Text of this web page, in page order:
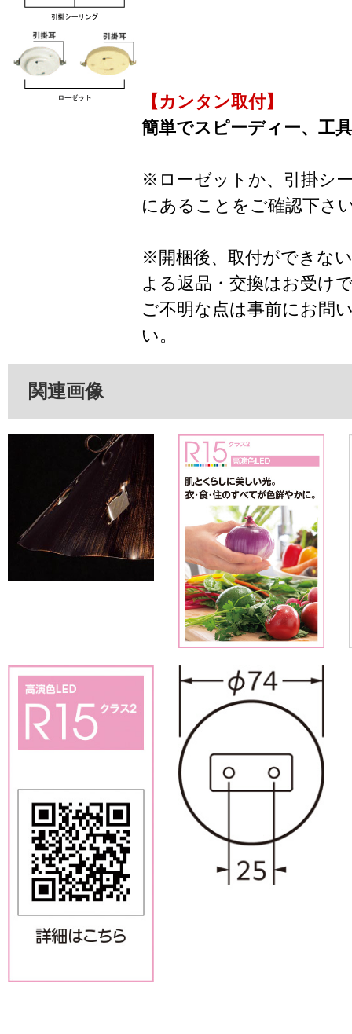
【カンタン取付】
簡単でスピーディー、工
※ローゼットか、引掛シ
にあることをご確認下さ
※開梱後、取付ができな
よる返品・交換はお受け
ご不明な点は事前にお問
い。
関連画像